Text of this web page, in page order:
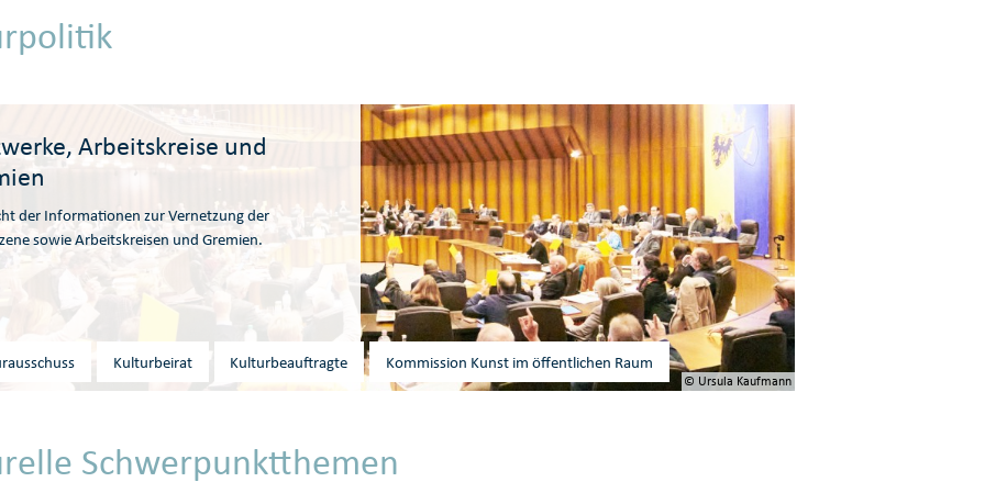
© Ursula Kaufmann
Arbeitskreise und
der Informationen zur Vernetzung der
sowie Arbeitskreisen und Gremien.
Kulturbeirat Kulturbeauftragte Kommission Kunst im öffentlichen Raum
Schwerpunktthemen